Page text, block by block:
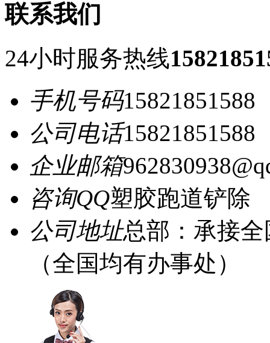
联系我们
24小时服务热线
手机号码15821851588
公司电话15821851588
企业邮箱
咨询QQ塑胶跑道铲除
公司地址总部：承接
（全国均有办事处）